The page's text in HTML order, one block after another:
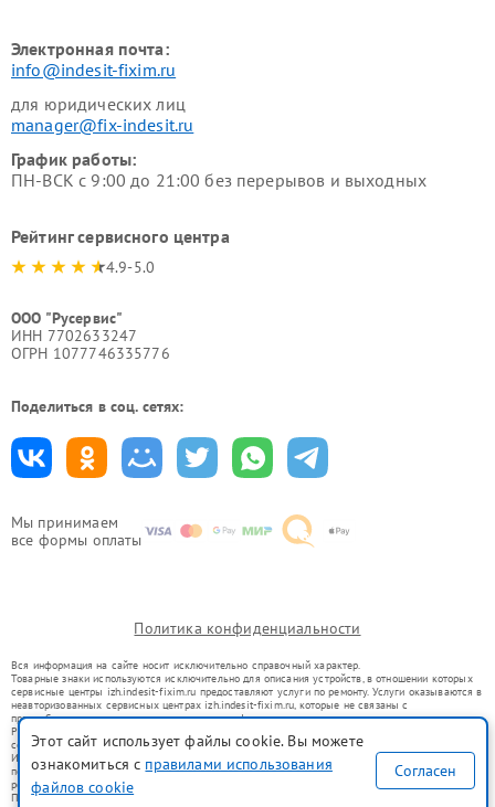
Мы принимаем
все формы оплаты
Электронная почта:
info@indesit-fixim.ru
для юридических лиц
manager@fix-indesit.ru
График работы:
ПН-ВСК с 9:00 до 21:00 без перерывов и выходных
Рейтинг сервисного центра
4.9-5.0
ООО "Русервис"
ИНН 7702633247
ОГРН 1077746335776
Поделиться в соц. сетях:
Политика конфиденциальности
Вся информация на сайте носит исключительно справочный характер.
Товарные знаки используются исключительно для описания устройств, в отношении которых
сервисные центры izh.indesit-fixim.ru предоставляют услуги по ремонту. Услуги оказываются в
неавторизованных сервисных центрах izh.indesit-fixim.ru, которые не связаны с
правообладателями товарных знаков или их официальными представителями.
Ремонт осуществляется для устройств, уже введенных в гражданский оборот в соответствии
со статьей 1487 ГК РФ.
Использование товарных знаков не преследует цели индивидуализации услуг или введения
потребителей в заблуждение, а служит для информирования о предоставляемых услугах по
ремонту техники указанных брендов.
Представленная на сайте информация не является публичной офертой, определяемой
Этот сайт использует файлы cookie. Вы можете
ознакомиться с правилами использования
файлов cookie
Согласен